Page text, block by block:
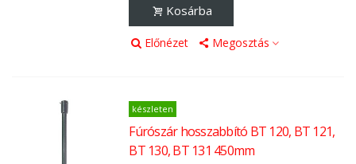
Kosárba
Előnézet Megosztás
készleten
Fúrószár hosszabbító BT 120, BT 121,
BT 130, BT 131 450mm